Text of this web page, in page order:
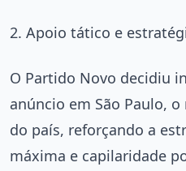
2. Apoio tático e
O Partido Novo decidiu
anúncio em São Paulo,
do país, reforçando a
máxima e capilaridade